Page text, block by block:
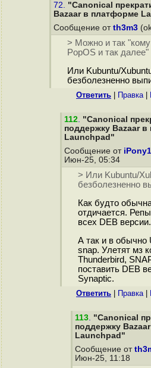
72. "Canonical
Bazaar в платформе
Сообщение от th3m3
> Можно и так
PopOS и так далее"
Или Kubuntu/
безболезненно
Ответить Правка|
112. "Canonical
поддержку Bazaar
Launchpad"
Сообщение от
Июн-25, 05:34
> Или Kubuntu/
безболезненно
Как будто
отдичается.
всех DEB версии.
А так и в обычно
snap. Улетят мз
Thunderbird,
поставить DEB
Synaptic.
Ответить Правка|
113. "Canonical
поддержку
Launchpad"
Сообщение от
Июн-25, 11:18